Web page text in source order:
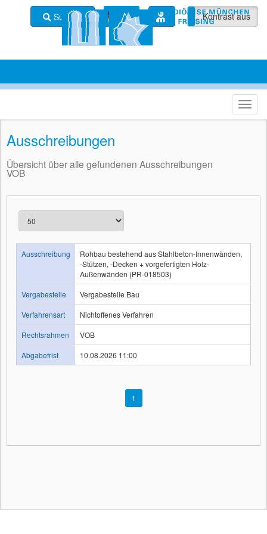
Suchen Kontrast ein Kontrast aus
Ausschreibungen
Übersicht über alle gefundenen Ausschreibungen
VOB
Ausschreibung
Rohbau bestehend aus Stahlbeton-Innenwänden,
-Stützen, -Decken + vorgefertigten Holz-
Außenwänden (PR-018503)
Vergabestelle
Vergabestelle Bau
Verfahrensart
Nichtoffenes Verfahren
Rechtsrahmen
VOB
Abgabefrist
10.08.2026 11:00
1